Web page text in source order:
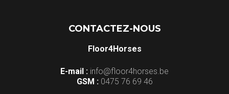
CONTACTEZ-NOUS
Floor4Horses
E-mail : info@floor4horses.be
GSM : 0475 76 69 46